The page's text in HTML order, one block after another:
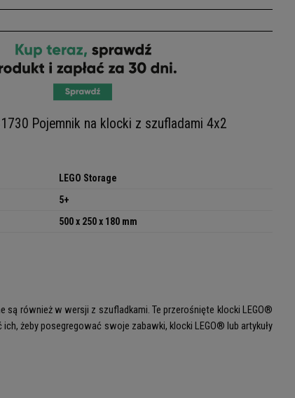
Pojemnik na klocki z szufladami 4x2
LEGO Storage
5+
500 x 250 x 180 mm
są również w wersji z szufladkami. Te przerośnięte klocki LEGO®
żeby posegregować swoje zabawki, klocki LEGO® lub artykuły